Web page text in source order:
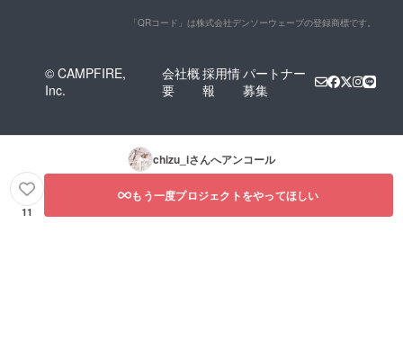
「QRコード」は株式会社デンソーウェーブの登録商標です。
© CAMPFIRE,
Inc.
会社概
要
採用情
報
パートナー
募集
chizu_iさんへアンコール
11
もう一度プロジェクトをやってほしい